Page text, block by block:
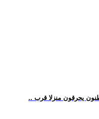
يحرقون منزلا قرب